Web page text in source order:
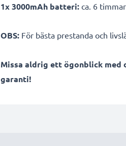
1x 3000mAh batteri: ca. 6 timmar
OBS: För bästa prestanda och
Missa aldrig ett ögonblick med
garanti!